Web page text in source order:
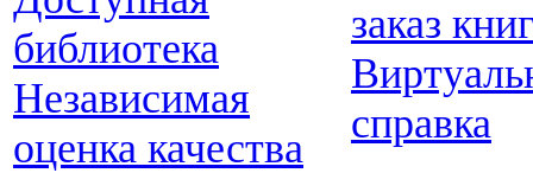
библиотека
Независимая
оценка качества
заказ
справка